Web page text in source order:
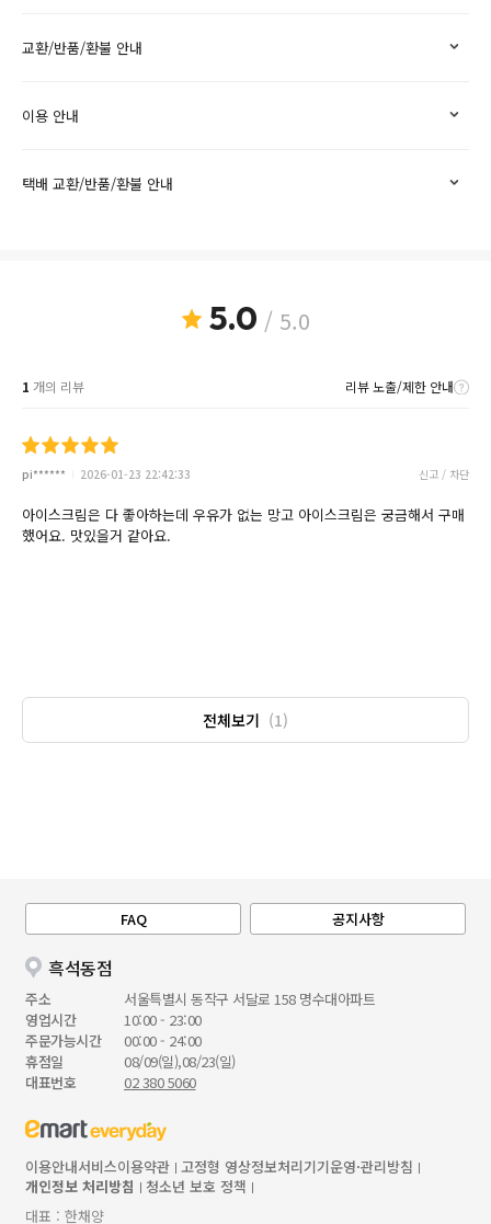
교환/반품/환불 안내
이용 안내
택배 교환/반품/환불 안내
5.0 / 5.0
1 개의 리뷰 리뷰 노출/제한 안내
pi****** 2026-01-23 22:42:33 신고 / 차단
아이스크림은 다 좋아하는데 우유가 없는 망고 아이스크림은 궁금해서 구매
했어요. 맛있을거 같아요.
전체보기 (1)
FAQ 공지사항
흑석동점
주소
서울특별시 동작구 서달로 158 명수대아파트
영업시간
10:00 - 23:00
주문가능시간
00:00 - 24:00
휴점일
08/09(일),08/23(일)
대표번호
02 380 5060
이용안내서비스이용약관 고정형 영상정보처리기기운영·관리방침
개인정보 처리방침
청소년 보호 정책
대표 : 한채양